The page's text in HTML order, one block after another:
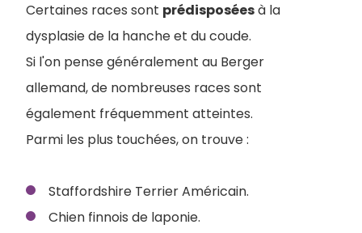
Certaines races sont prédisposéesà la
dysplasie de la hanche et du coude.
Si l'on pense généralement au Berger
allemand, de nombreuses races sont
également fréquemment atteintes.
Parmi les plus touchées, on trouve :
Staffordshire Terrier Américain.
Chien finnois de laponie.